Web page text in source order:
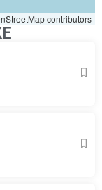
contributors